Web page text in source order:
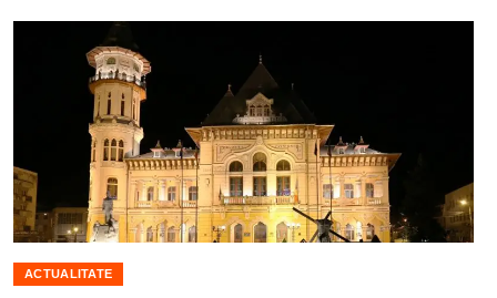
ACTUALITATE